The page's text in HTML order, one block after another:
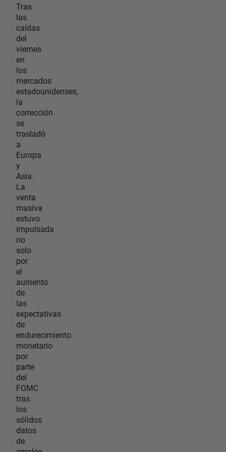
Tras
las
caídas
del
viernes
en
los
mercados
estadounidenses,
la
corrección
se
trasladó
a
Europa
y
Asia.
La
venta
masiva
estuvo
impulsada
no
solo
por
el
aumento
de
las
expectativas
de
endurecimiento
monetario
por
parte
del
FOMC
tras
los
sólidos
datos
de